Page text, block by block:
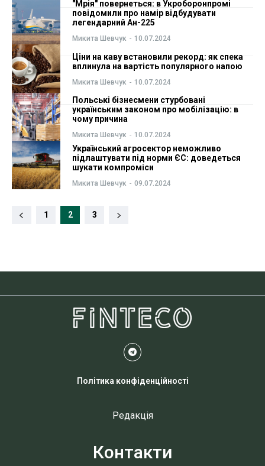
"Мрія" повернеться: в Укроборонпромі
повідомили про намір відбудувати
легендарний Ан-225
Микита Шевчук - 10.07.2024
Ціни на каву встановили рекорд: як спека
вплинула на вартість популярного напою
Микита Шевчук - 10.07.2024
Польські бізнесмени стурбовані
українським законом про мобілізацію: в
чому причина
Микита Шевчук - 10.07.2024
Український агросектор неможливо
підлаштувати під норми ЄС: доведеться
шукати компроміси
Микита Шевчук - 09.07.2024
1 2 3
Політика конфіденційності
Редакція
Контакти